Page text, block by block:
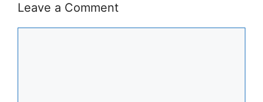
Leave a Comment